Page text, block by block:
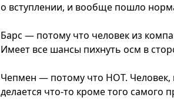
о вступлении, и вообще пошло
Барс — потому что человек из
Имеет все шансы пихнуть осм в
Чепмен — потому что HOT.
делается что-то кроме того самого